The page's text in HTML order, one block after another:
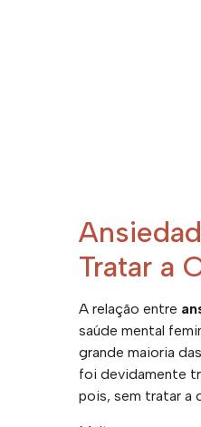
Tratar a
A relação entre
saúde mental
grande maioria
foi devidamente
pois, sem tratar a